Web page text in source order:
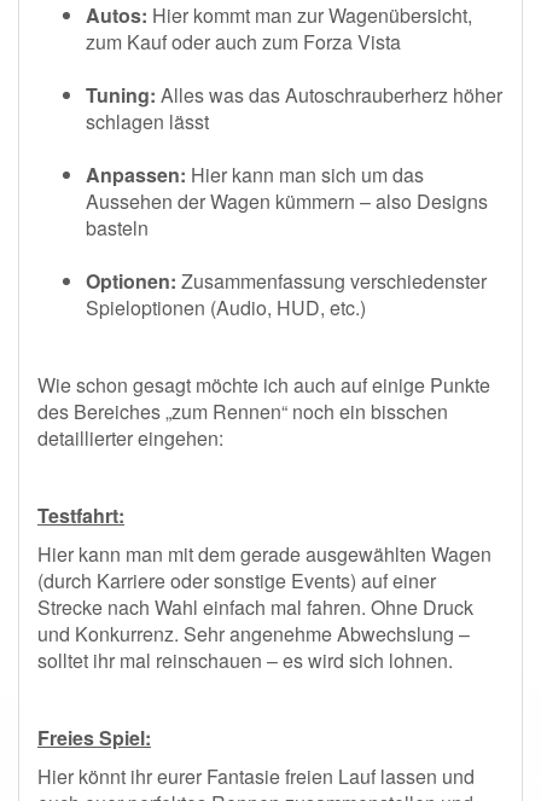
Autos: Hier kommt man zur Wagenübersicht,
zum Kauf oder auch zum Forza Vista
Tuning: Alles was das Autoschrauberherz höher
schlagen lässt
Anpassen: Hier kann man sich um das
Aussehen der Wagen kümmern – also Designs
basteln
Optionen: Zusammenfassung verschiedenster
Spieloptionen (Audio, HUD, etc.)
Wie schon gesagt möchte ich auch auf einige Punkte
des Bereiches „zum Rennen“ noch ein bisschen
detaillierter eingehen:
Testfahrt:
Hier kann man mit dem gerade ausgewählten Wagen
(durch Karriere oder sonstige Events) auf einer
Strecke nach Wahl einfach mal fahren. Ohne Druck
und Konkurrenz. Sehr angenehme Abwechslung –
solltet ihr mal reinschauen – es wird sich lohnen.
Freies Spiel:
Hier könnt ihr eurer Fantasie freien Lauf lassen und